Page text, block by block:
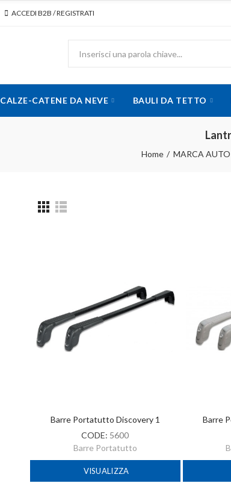
ACCEDI B2B / REGISTRATI
CALZE-CATENE DA NEVE BAULI DA TETTO
Home MARCA AUTO
Barre Portatutto Discovery 1
CODE: 5600
Barre Portatutto
VISUALIZZA
Barre